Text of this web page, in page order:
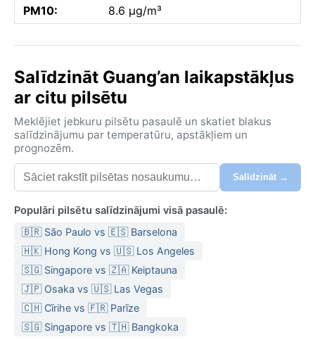
PM10:
8.6 µg/m³
Salīdzināt Guang’an laikapstākļus
ar citu pilsētu
Meklējiet jebkuru pilsētu pasaulē un skatiet blakus
salīdzinājumu par temperatūru, apstākļiem un
prognozēm.
Salīdzināt →
Populāri pilsētu salīdzinājumi visā pasaulē:
🇧🇷 São Paulo vs 🇪🇸 Barselona
🇭🇰 Hong Kong vs 🇺🇸 Los Angeles
🇸🇬 Singapore vs 🇿🇦 Keiptauna
🇯🇵 Osaka vs 🇺🇸 Las Vegas
🇨🇭 Cīrihe vs 🇫🇷 Parīze
🇸🇬 Singapore vs 🇹🇭 Bangkoka